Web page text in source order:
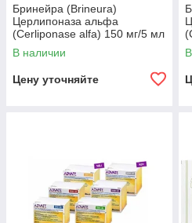
О
Бринейра (Brineura)
Церлипоназа альфа
(Cerliponase alfa) 150 мг/5 мл
Европа
В наличии
Цену уточняйте